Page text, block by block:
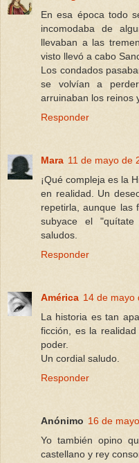
En esa época todo
incomodaba de
llevaban a las
visto llevó a cabo
Los condados
se volvían a
arruinaban los reinos
Responder
Mara 11 de mayo de
¡Qué compleja es la
en realidad. Un
repetirla, aunque las
subyace el
saludos.
Responder
América 14 de mayo
La historia es tan
ficción, es la
poder.
Un cordial saludo.
Responder
Anónimo 16 de
Yo también opino
castellano y rey